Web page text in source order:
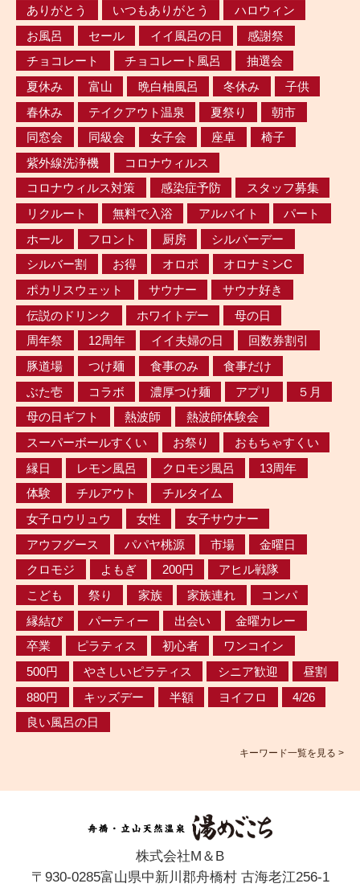
ありがとう
いつもありがとう
ハロウィン
お風呂
セール イイ風呂の日
感謝祭
チョコレート
チョコレート風呂
抽選会
夏休み
富山 晩白柚風呂 冬休み
子供
春休み
テイクアウト温泉 夏祭り
朝市
同窓会
同級会 女子会 座卓
椅子
紫外線洗浄機
コロナウィルス
コロナウィルス対策
感染症予防
スタッフ募集
リクルート
無料で入浴 アルバイト
パート
ホール
フロント 厨房
シルバーデー
シルバー割
お得 オロポ
オロナミンC
ポカリスウェット
サウナー
サウナ好き
伝説のドリンク
ホワイトデー
母の日
周年祭
12周年 イイ夫婦の日
回数券割引
豚道場
つけ麺 食事のみ
食事だけ
ぶた壱
コラボ 濃厚つけ麺 アプリ
５月
母の日ギフト
熱波師
熱波師体験会
スーパーボールすくい
お祭り
おもちゃすくい
縁日
レモン風呂 クロモジ風呂
13周年
体験
チルアウト
チルタイム
女子ロウリュウ
女性
女子サウナー
アウフグース
パパヤ桃源 市場
金曜日
クロモジ
よもぎ 200円
アヒル戦隊
こども
祭り 家族 家族連れ
コンパ
縁結び
パーティー 出会い
金曜カレー
卒業
ピラティス 初心者
ワンコイン
500円
やさしいピラティス シニア歓迎
昼割
880円
キッズデー 半額 ヨイフロ
4/26
良い風呂の日
キーワード一覧を見る >
株式会社M＆B
〒930-0285富山県中新川郡舟橋村 古海老江256-1